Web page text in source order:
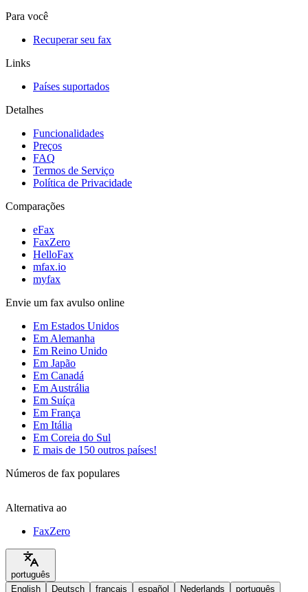
Para você
Recuperar seu fax
Links
Países suportados
Detalhes
Funcionalidades
Preços
FAQ
Termos de Serviço
Política de Privacidade
Comparações
eFax
FaxZero
HelloFax
mfax.io
myfax
Envie um fax avulso online
Em Estados Unidos
Em Alemanha
Em Reino Unido
Em Japão
Em Canadá
Em Austrália
Em Suíça
Em França
Em Itália
Em Coreia do Sul
E mais de 150 outros países!
Números de fax populares
Alternativa ao
FaxZero
português
English
Deutsch français español Nederlands português